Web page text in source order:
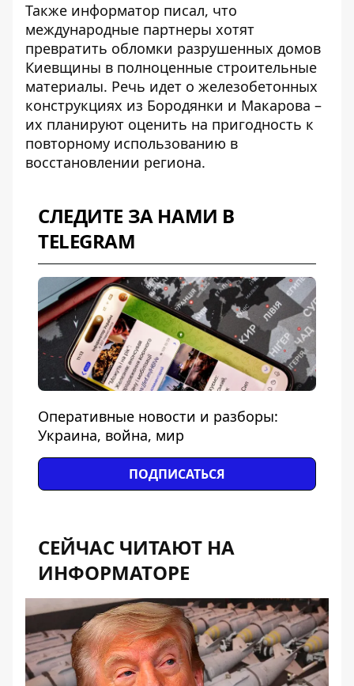
Также информатор писал, что
международные партнеры хотят
превратить обломки разрушенных домов
Киевщины в полноценные строительные
материалы. Речь идет о железобетонных
конструкциях из Бородянки и Макарова –
их планируют оценить на пригодность к
повторному использованию в
восстановлении региона.
СЛЕДИТЕ ЗА НАМИ В
TELEGRAM
Оперативные новости и разборы:
Украина, война, мир
ПОДПИСАТЬСЯ
СЕЙЧАС ЧИТАЮТ НА
ИНФОРМАТОРЕ